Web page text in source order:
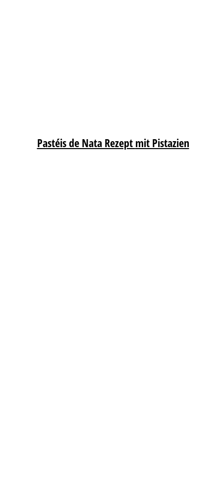
Pastéis de Nata Rezept mit Pistazien